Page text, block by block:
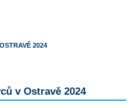
2024
v Ostravě 2024